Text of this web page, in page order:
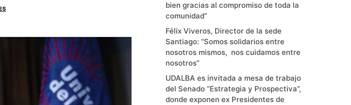
bien gracias al compromiso de toda la
comunidad”
Félix Viveros, Director de la sede
Santiago: “Somos solidarios entre
nosotros mismos, nos cuidamos entre
nosotros”
UDALBA es invitada a mesa de trabajo
del Senado “Estrategia y Prospectiva”,
donde exponen ex Presidentes de